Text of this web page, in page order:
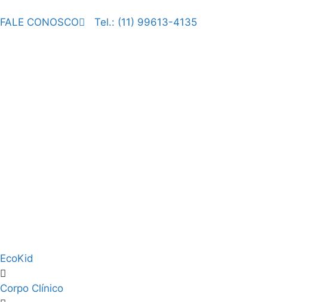
FALE CONOSCO Tel.: (11) 99613-4135
EcoKid
Corpo Clínico